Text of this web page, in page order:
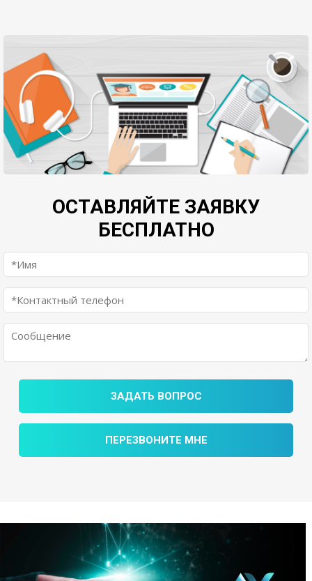
ОСТАВЛЯЙТЕ ЗАЯВКУ
БЕСПЛАТНО
ЗАДАТЬ ВОПРОС
ПЕРЕЗВОНИТЕ МНЕ